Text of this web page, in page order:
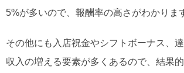
5%が多いので、報酬率の高さがわかりま
その他にも入店祝金やシフトボーナス、
収入の増える要素が多くあるので、結果